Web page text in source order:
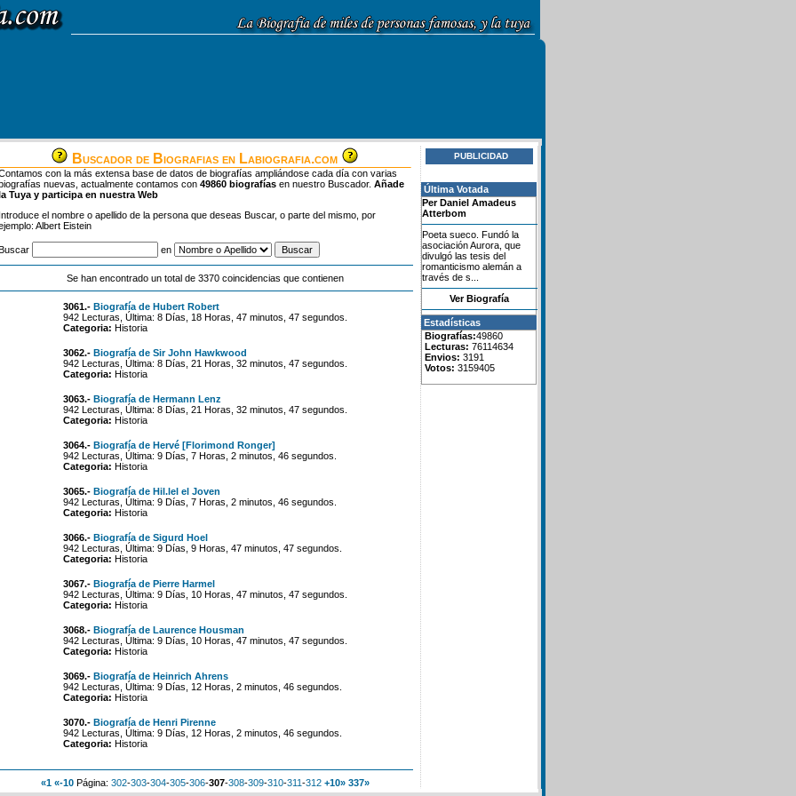
Buscador de Biografias en Labiografia.com
con la más extensa base de datos de biografías ampliándose cada día con varias
nuevas, actualmente contamos con 49860 biografías en nuestro Buscador. Añade
Tuya y participa en nuestra Web
Introduce el nombre o apellido de la persona que deseas Buscar, o parte del mismo, por
Albert Eistein
en
Se han encontrado un total de 3370 coincidencias que contienen
3061.- Biografía de Hubert Robert
942 Lecturas, Última: 8 Días, 18 Horas, 47 minutos, 47 segundos.
Categoria: Historia
3062.- Biografía de Sir John Hawkwood
942 Lecturas, Última: 8 Días, 21 Horas, 32 minutos, 47 segundos.
Categoria: Historia
3063.- Biografía de Hermann Lenz
942 Lecturas, Última: 8 Días, 21 Horas, 32 minutos, 47 segundos.
Categoria: Historia
3064.- Biografía de Hervé [Florimond Ronger]
942 Lecturas, Última: 9 Días, 7 Horas, 2 minutos, 46 segundos.
Categoria: Historia
3065.- Biografía de Hil.lel el Joven
942 Lecturas, Última: 9 Días, 7 Horas, 2 minutos, 46 segundos.
Categoria: Historia
3066.- Biografía de Sigurd Hoel
942 Lecturas, Última: 9 Días, 9 Horas, 47 minutos, 47 segundos.
Categoria: Historia
3067.- Biografía de Pierre Harmel
942 Lecturas, Última: 9 Días, 10 Horas, 47 minutos, 47 segundos.
Categoria: Historia
3068.- Biografía de Laurence Housman
942 Lecturas, Última: 9 Días, 10 Horas, 47 minutos, 47 segundos.
Categoria: Historia
3069.- Biografía de Heinrich Ahrens
942 Lecturas, Última: 9 Días, 12 Horas, 2 minutos, 46 segundos.
Categoria: Historia
3070.- Biografía de Henri Pirenne
942 Lecturas, Última: 9 Días, 12 Horas, 2 minutos, 46 segundos.
Categoria: Historia
«1 «-10 Página: 302-303-304-305-306-307-308-309-310-311-312 +10» 337»
PUBLICIDAD
Última Votada
Per Daniel Amadeus
Atterbom
Poeta sueco. Fundó la
asociación Aurora, que
divulgó las tesis del
romanticismo alemán a
través de s...
Ver Biografía
Estadísticas
Biografías:49860
Lecturas: 76114634
Envios: 3191
Votos: 3159405